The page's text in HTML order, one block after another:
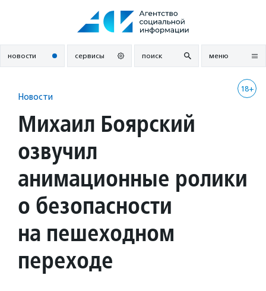
новости сервисы поиск меню
18+
Новости
Михаил Боярский
озвучил
анимационные ролики
о безопасности
на пешеходном
переходе